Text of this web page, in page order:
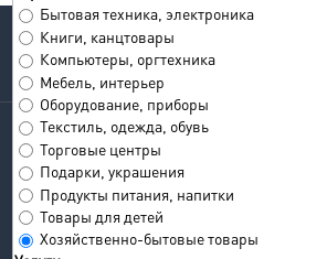
Бытовая техника, электроника
Книги, канцтовары
Компьютеры, оргтехника
Мебель, интерьер
Оборудование, приборы
Текстиль, одежда, обувь
Торговые центры
Подарки, украшения
Продукты питания, напитки
Товары для детей
Хозяйственно-бытовые товары
Сервисы
Справочник компаний
Знакомства
Поддержка